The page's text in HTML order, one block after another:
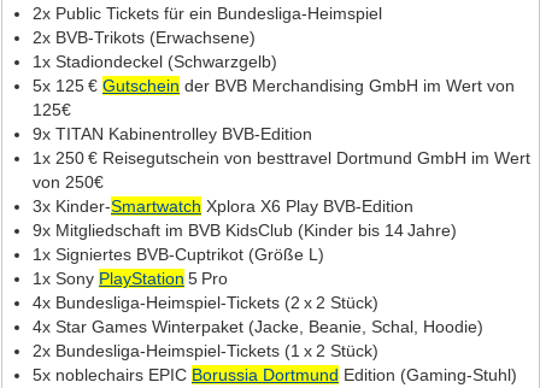
2x Public Tickets für ein Bundesliga‑Heimspiel
2x BVB‑Trikots (Erwachsene)
1x Stadiondeckel (Schwarzgelb)
5x 125 € Gutschein der BVB Merchandising GmbH im Wert von
125€
9x TITAN Kabinentrolley BVB‑Edition
1x 250 € Reisegutschein von besttravel Dortmund GmbH im Wert
von 250€
3x Kinder‑Smartwatch Xplora X6 Play BVB‑Edition
9x Mitgliedschaft im BVB KidsClub (Kinder bis 14 Jahre)
1x Signiertes BVB‑Cuptrikot (Größe L)
1x Sony PlayStation 5 Pro
4x Bundesliga‑Heimspiel‑Tickets (2 x 2 Stück)
4x Star Games Winterpaket (Jacke, Beanie, Schal, Hoodie)
2x Bundesliga‑Heimspiel‑Tickets (1 x 2 Stück)
5x noblechairs EPIC Borussia Dortmund Edition (Gaming‑Stuhl)